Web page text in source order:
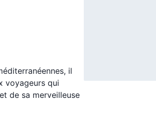
il
voyageurs qui
de sa merveilleuse